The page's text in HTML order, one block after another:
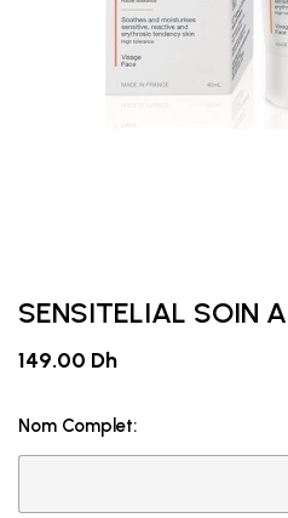
SENSITELIAL SOIN
149.00 Dh
Nom Complet: